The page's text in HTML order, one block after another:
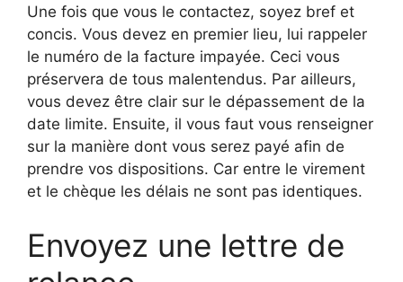
Une fois que vous le contactez, soyez bref et
concis. Vous devez en premier lieu, lui rappeler
le numéro de la facture impayée. Ceci vous
préservera de tous malentendus. Par ailleurs,
vous devez être clair sur le dépassement de la
date limite. Ensuite, il vous faut vous renseigner
sur la manière dont vous serez payé afin de
prendre vos dispositions. Car entre le virement
et le chèque les délais ne sont pas identiques.
Envoyez une lettre de